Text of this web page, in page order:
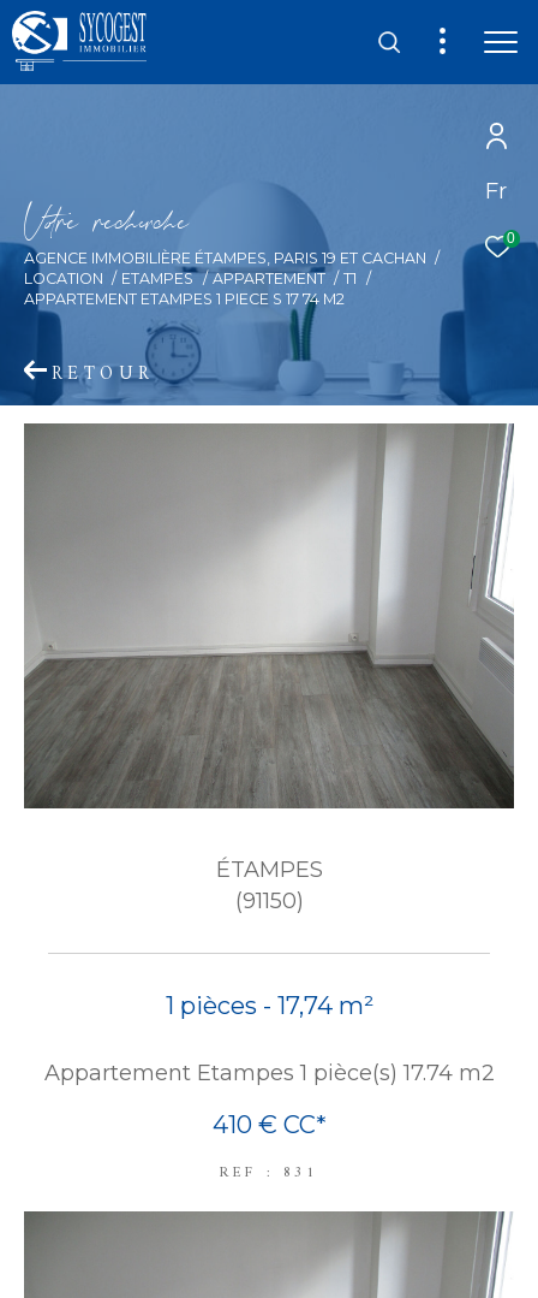
Fr
0
Vore recece
AGENCE IMMOBILIÈRE ÉTAMPES, PARIS 19 ET CACHAN
LOCATION
ETAMPES APPARTEMENT
T1
APPARTEMENT ETAMPES 1 PIECE S 17 74 M2
RETOUR
ÉTAMPES
(91150)
1 pièces - 17,74 m²
Appartement Etampes 1 pièce(s) 17.74 m2
410 € CC*
REF : 831